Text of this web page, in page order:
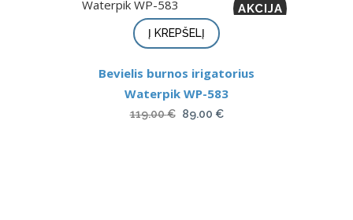
AKCIJA
Į KREPŠELĮ
Bevielis burnos irigatorius
Waterpik WP-583
119.00€ Original
89.00 €Current